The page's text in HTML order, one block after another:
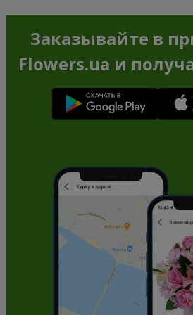
Заказывайте в
Flowers.ua и